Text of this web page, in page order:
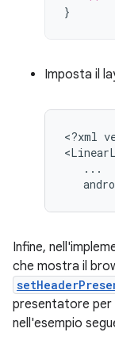
}
Imposta il
<?xml
Infine,
che mostra il
presentatore per
nell'esempio